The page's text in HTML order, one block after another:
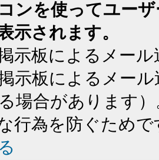
ンを使ってユー
示されます。
示板によるメー
示板によるメー
場合があります
行為を防ぐためで